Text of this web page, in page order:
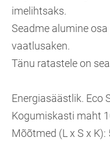
imelihtsaks.
Seadme alumine
vaatlusaken.
Tänu ratastele on
Energiasäästlik. Eco
Kogumiskasti maht
Mõõtmed (L x S x